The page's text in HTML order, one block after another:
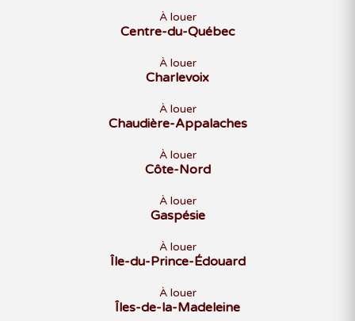
À louer
Centre-du-Québec
À louer
Charlevoix
À louer
Chaudière-Appalaches
À louer
Côte-Nord
À louer
Gaspésie
À louer
Île-du-Prince-Édouard
À louer
Îles-de-la-Madeleine